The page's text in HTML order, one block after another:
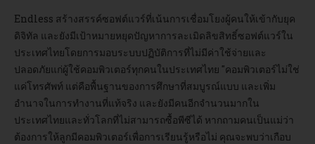
Endless สร้างสรรค์ซอฟต์แวร์ที่เน้นการเชื่อมโยงผู้คนให้เข้ากับยุค
ดิจิทัล และยังมีเป้าหมายหยุดปัญหาการละเมิดลิขสิทธิ์ซอฟต์แวร์ใน
ประเทศไทยโดยการมอบระบบปฏิบัติการที่ไม่มีค่าใช้จ่ายและ
ปลอดภัยแก่ผู้ใช้คอมพิวเตอร์ทุกคนในประเทศไทย "คอมพิวเตอร์ไม่ใช่
แค่โทรศัพท์ แต่คือพื้นฐานของการศึกษาที่สมบูรณ์แบบ และเพิ่ม
อำนาจในการทำงานที่แท้จริง และยังมีคนอีกจำนวนมากใน
ประเทศไทยและทั่วโลกที่ไม่สามารถซื้อพีซีได้ หากถามคนเป็นแม่ว่า
ต้องการให้ลูกมีคอมพิวเตอร์เพื่อการเรียนรู้หรือไม่ คุณจะพบว่าเกือบ